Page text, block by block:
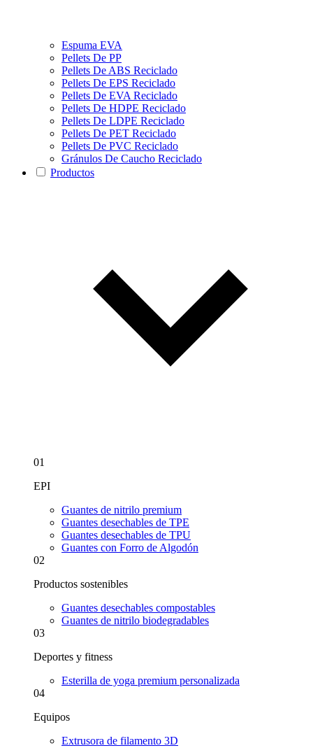
Espuma EVA
Pellets De PP
Pellets De ABS Reciclado
Pellets De EPS Reciclado
Pellets De EVA Reciclado
Pellets De HDPE Reciclado
Pellets De LDPE Reciclado
Pellets De PET Reciclado
Pellets De PVC Reciclado
Gránulos De Caucho Reciclado
Productos
01
EPI
Guantes de nitrilo premium
Guantes desechables de TPE
Guantes desechables de TPU
Guantes con Forro de Algodón
02
Productos sostenibles
Guantes desechables compostables
Guantes de nitrilo biodegradables
03
Deportes y fitness
Esterilla de yoga premium personalizada
04
Equipos
Extrusora de filamento 3D